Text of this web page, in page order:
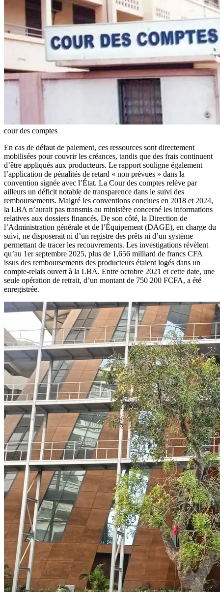
cour des comptes
En cas de défaut de paiement, ces ressources sont directement
mobilisées pour couvrir les créances, tandis que des frais continuent
d’être appliqués aux producteurs. Le rapport souligne également
l’application de pénalités de retard « non prévues » dans la
convention signée avec l’État. La Cour des comptes relève par
ailleurs un déficit notable de transparence dans le suivi des
remboursements. Malgré les conventions conclues en 2018 et 2024,
la LBA n’aurait pas transmis au ministère concerné les informations
relatives aux dossiers financés. De son côté, la Direction de
l’Administration générale et de l’Équipement (DAGE), en charge du
suivi, ne disposerait ni d’un registre des prêts ni d’un système
permettant de tracer les recouvrements. Les investigations révèlent
qu’au 1er septembre 2025, plus de 1,656 milliard de francs CFA
issus des remboursements des producteurs étaient logés dans un
compte-relais ouvert à la LBA. Entre octobre 2021 et cette date, une
seule opération de retrait, d’un montant de 750 200 FCFA, a été
enregistrée.